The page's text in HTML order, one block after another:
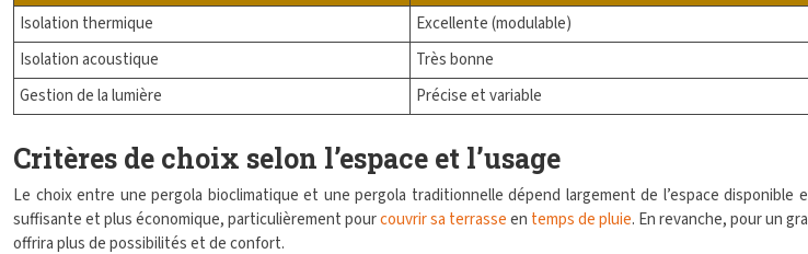
Isolation thermique
Excellente (modulable)
Isolation acoustique
Très bonne
Gestion de la lumière
Précise et variable
Critères de choix selon l’espace et l’usage
Le choix entre une pergola bioclimatique et une pergola traditionnelle dépend largement de l’espace
suffisante et plus économique, particulièrement pourcouvrir sa terrasseen temps de pluie. En revanche, pour un
offrira plus de possibilités et de confort.